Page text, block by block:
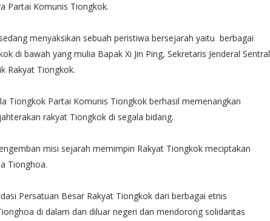
Partai Komunis Tiongkok.
menyaksikan sebuah peristiwa bersejarah yaitu berbagai
di bawah yang mulia Bapak Xi Jin Ping, Sekretaris Jenderal Sentral
Rakyat Tiongkok.
Tiongkok Partai Komunis Tiongkok berhasil memenangkan
rakyat Tiongkok di segala bidang.
misi sejarah memimpin Rakyat Tiongkok meciptakan
Tionghoa.
Persatuan Besar Rakyat Tiongkok dari berbagai etnis
di dalam dan diluar negeri dan mendorong solidaritas